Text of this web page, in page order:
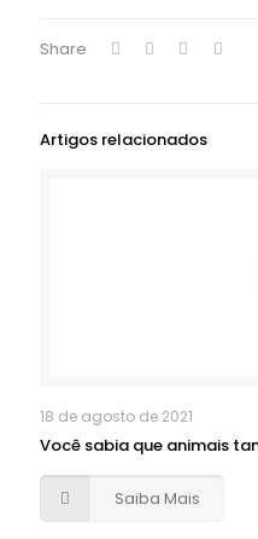
Share
Artigos relacionados
18 de agosto de 2021
Você sabia que animais
Saiba Mais